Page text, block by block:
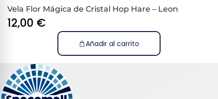
Vela Flor Mágica de Cristal Hop Hare – Leon
12,00 €
Añadir al carrito